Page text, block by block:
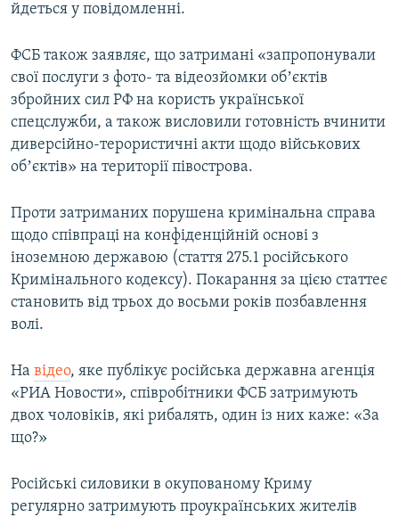
йдеться у повідомленні.
ФСБ також заявляє, що затримані «запропонували
свої послуги з фото- та відеозйомки обʼєктів
збройних сил РФ на користь української
спецслужби, а також висловили готовність вчинити
диверсійно-терористичні акти щодо військових
обʼєктів» на території півострова.
Проти затриманих порушена кримінальна справа
щодо співпраці на конфіденційній основі з
іноземною державою (стаття 275.1 російського
Кримінального кодексу). Покарання за цією статтеє
становить від трьох до восьми років позбавлення
волі.
На відео, яке публікує російська державна агенція
«РИА Новости», співробітники ФСБ затримують
двох чоловіків, які рибалять, один із них каже: «За
що?»
Російські силовики в окупованому Криму
регулярно затримують проукраїнських жителів